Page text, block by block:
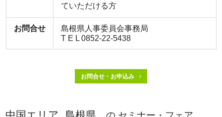
ていただける方
お問合せ
島根県人事委員会事務局
T E L 0852-22-5438
お問合せ・お申込み